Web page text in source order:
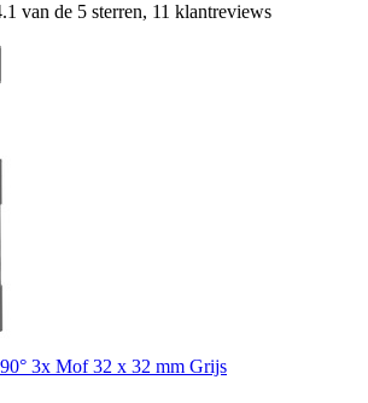
van de 5 sterren, 11 klantreviews
3x Mof 32 x 32 mm Grijs